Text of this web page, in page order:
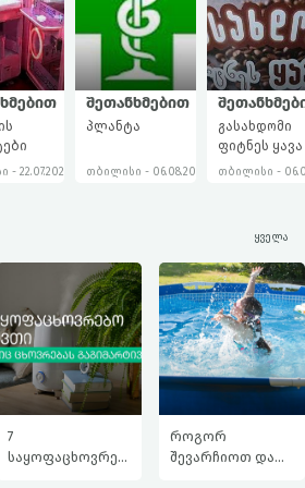
22.07.2026 16:28
შეთანხმებით
პლანტა
თბილისი - 06.08.2026 17:36
გასახდომი
ფიტნეს ყავა
თბილისი -
ყველა
7
საყოფაცხოვრებ
როგორ
შევარჩიოთ და